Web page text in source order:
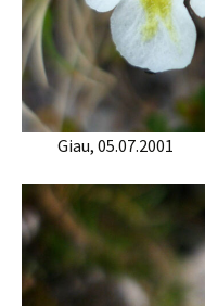
Giau, 05.07.2001